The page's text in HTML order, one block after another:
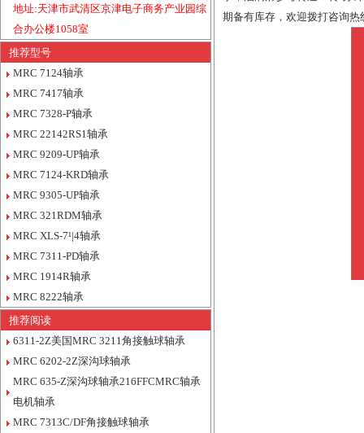
地址:天津市武清区京津电子商务产业园综
合办公楼1058室
推荐型号
MRC 7124轴承
MRC 7417轴承
MRC 7328-P轴承
MRC 22142RS1轴承
MRC 9209-UP轴承
MRC 7124-KRD轴承
MRC 9305-UP轴承
MRC 321RDM轴承
MRC XLS-7¹|4轴承
MRC 7311-PD轴承
MRC 1914R轴承
MRC 8222轴承
推荐阅读
6311-2Z美国MRC 3211角接触球轴承
MRC 6202-2Z深沟球轴承
MRC 635-Z深沟球轴承216FFCMRC轴承
电机轴承
MRC 7313C/DF角接触球轴承
期备有库存，欢迎拨打咨询热